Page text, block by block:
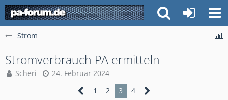
Strom
Stromverbrauch PA ermitteln
Scheri
24. Februar 2024
1
2 3 4